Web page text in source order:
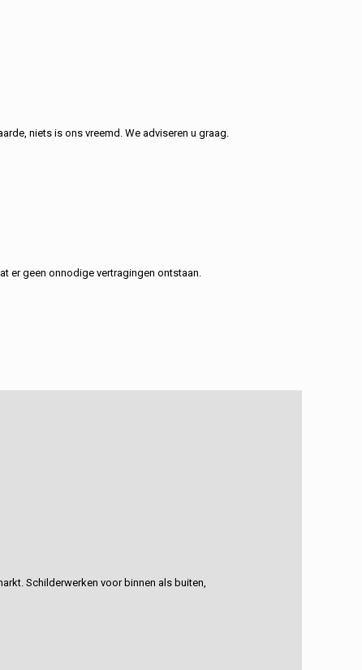
niets is ons vreemd. We adviseren u graag.
er geen onnodige vertragingen ontstaan.
Schilderwerken voor binnen als buiten,